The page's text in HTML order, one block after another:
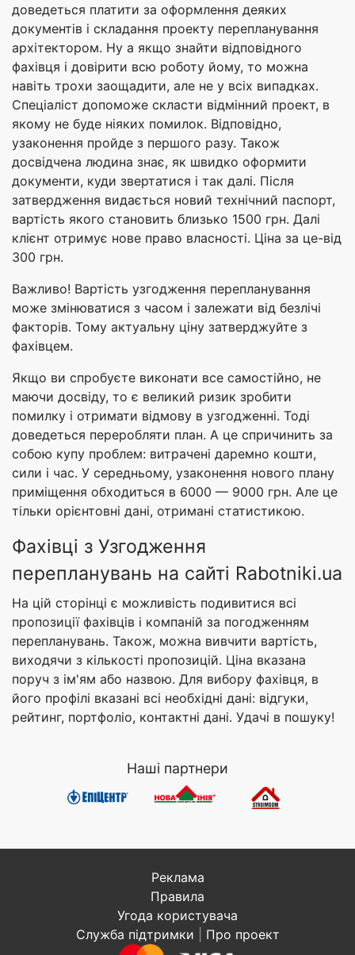
доведеться платити за оформлення деяких
документів і складання проекту перепланування
архітектором. Ну а якщо знайти відповідного
фахівця і довірити всю роботу йому, то можна
навіть трохи заощадити, але не у всіх випадках.
Спеціаліст допоможе скласти відмінний проект, в
якому не буде ніяких помилок. Відповідно,
узаконення пройде з першого разу. Також
досвідчена людина знає, як швидко оформити
документи, куди звертатися і так далі. Після
затвердження видається новий технічний паспорт,
вартість якого становить близько 1500 грн. Далі
клієнт отримує нове право власності. Ціна за це-від
300 грн.
Важливо! Вартість узгодження перепланування
може змінюватися з часом і залежати від безлічі
факторів. Тому актуальну ціну затверджуйте з
фахівцем.
Якщо ви спробуєте виконати все самостійно, не
маючи досвіду, то є великий ризик зробити
помилку і отримати відмову в узгодженні. Тоді
доведеться переробляти план. А це спричинить за
собою купу проблем: витрачені даремно кошти,
сили і час. У середньому, узаконення нового плану
приміщення обходиться в 6000 — 9000 грн. Але це
тільки орієнтовні дані, отримані статистикою.
Фахівці з Узгодження
перепланувань на сайті Rabotniki.ua
На цій сторінці є можливість подивитися всі
пропозиції фахівців і компаній за погодженням
перепланувань. Також, можна вивчити вартість,
виходячи з кількості пропозицій. Ціна вказана
поруч з ім'ям або назвою. Для вибору фахівця, в
його профілі вказані всі необхідні дані: відгуки,
рейтинг, портфоліо, контактні дані. Удачі в пошуку!
Наші партнери
Реклама
Правила
Угода користувача
Служба підтримки
Про проект